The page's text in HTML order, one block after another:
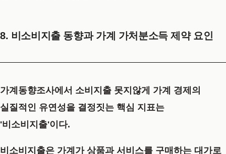
8. 비소비지출 동향과 가계 가처분소득 제약 요인
가계동향조사에서 소비지출 못지않게 가계 경제의
실질적인 유연성을 결정짓는 핵심 지표는
'비소비지출'이다.
비소비지출은 가계가 상품과 서비스를 구매하는 대가로